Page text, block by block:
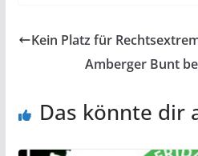
Kein Platz für
Amberger Bunt
Das könnte dir